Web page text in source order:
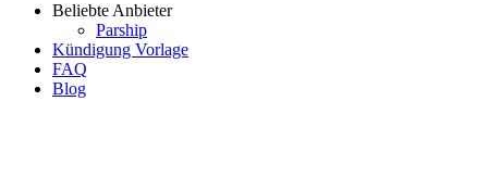
Beliebte Anbieter
Parship
Kündigung Vorlage
FAQ
Blog